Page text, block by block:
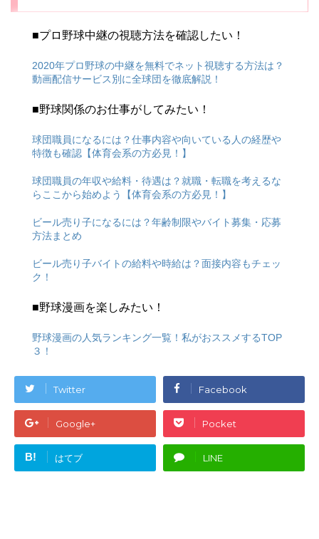
■プロ野球中継の視聴方法を確認したい！
2020年プロ野球の中継を無料でネット視聴する方法は？
動画配信サービス別に全球団を徹底解説！
■野球関係のお仕事がしてみたい！
球団職員になるには？仕事内容や向いている人の経歴や
特徴も確認【体育会系の方必見！】
球団職員の年収や給料・待遇は？就職・転職を考えるな
らここから始めよう【体育会系の方必見！】
ビール売り子になるには？年齢制限やバイト募集・応募
方法まとめ
ビール売り子バイトの給料や時給は？面接内容もチェッ
ク！
■野球漫画を楽しみたい！
野球漫画の人気ランキング一覧！私がおススメするTOP
３！
Twitter Facebook
Google+ Pocket
B! はてブ LINE